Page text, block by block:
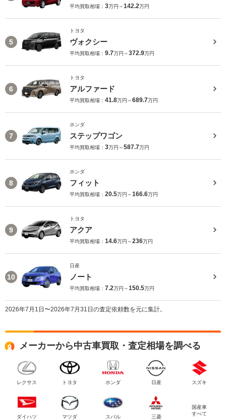
平均買取相場： 3万円～142.2万円
5
トヨタ
ヴォクシー
平均買取相場： 9.7万円～372.9万円
6
トヨタ
アルファード
平均買取相場： 41.8万円～689.7万円
7
ホンダ
ステップワゴン
平均買取相場： 3万円～587.7万円
8
ホンダ
フィット
平均買取相場： 20.5万円～166.6万円
9
トヨタ
アクア
平均買取相場： 14.6万円～236万円
10
日産
ノート
平均買取相場： 7.2万円～150.5万円
2026年7月1日〜2026年7月31日の査定依頼数を元に集計。
メーカーから中古車買取・査定相場を調べる
レクサス トヨタ ホンダ 日産 スズキ
ダイハツ マツダ スバル 三菱
国産車
すべて